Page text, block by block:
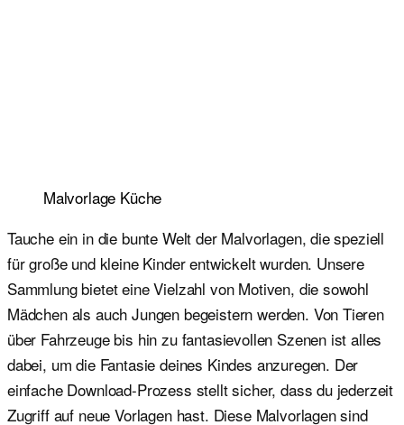
Malvorlage Küche
Tauche ein in die bunte Welt der Malvorlagen, die speziell
für große und kleine Kinder entwickelt wurden. Unsere
Sammlung bietet eine Vielzahl von Motiven, die sowohl
Mädchen als auch Jungen begeistern werden. Von Tieren
über Fahrzeuge bis hin zu fantasievollen Szenen ist alles
dabei, um die Fantasie deines Kindes anzuregen. Der
einfache Download-Prozess stellt sicher, dass du jederzeit
Zugriff auf neue Vorlagen hast. Diese Malvorlagen sind